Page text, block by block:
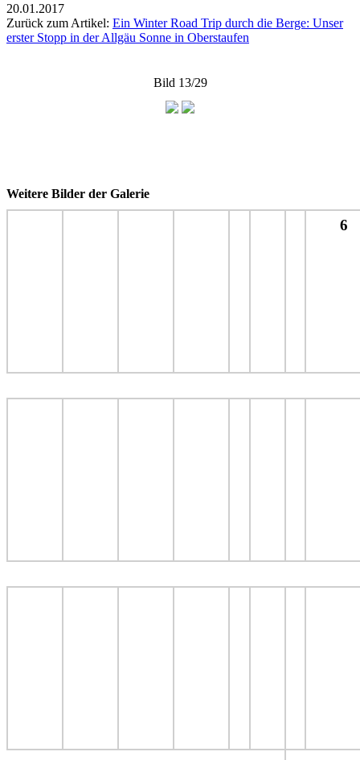
20.01.2017
Zurück zum Artikel: Ein Winter Road Trip durch die Berge: Unser
erster Stopp in der Allgäu Sonne in Oberstaufen
Bild 13/29
Weitere Bilder der Galerie
6